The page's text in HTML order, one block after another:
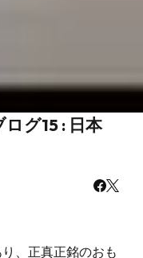
グ15 : 日本
、正真正銘のおも